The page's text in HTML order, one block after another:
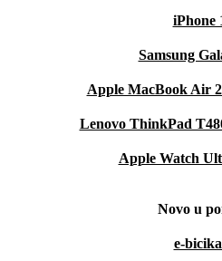
iPhone
Samsung
Apple MacBook Air
Lenovo ThinkPad
Apple Watch
Novo u
e-